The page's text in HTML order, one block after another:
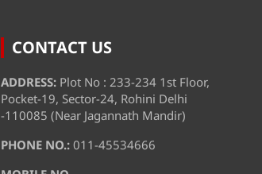
CONTACT US
ADDRESS: Plot No : 233-234 1st Floor,
Pocket-19, Sector-24, Rohini Delhi
-110085 (Near Jagannath Mandir)
PHONE NO.: 011-45534666